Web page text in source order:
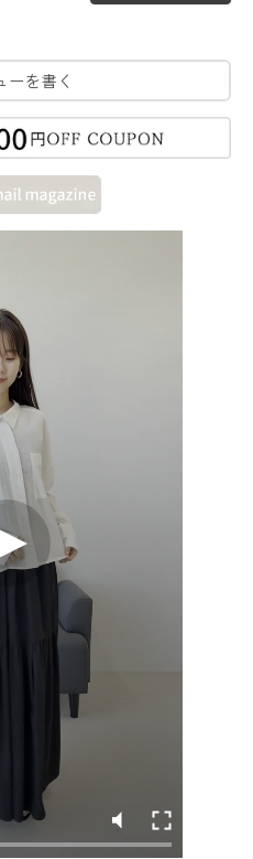
ーを書く